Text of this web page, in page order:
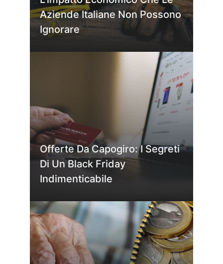
Aziende Italiane Non Possono
Ignorare
Offerte Da Capogiro: I Segreti
Di Un Black Friday
Indimenticabile